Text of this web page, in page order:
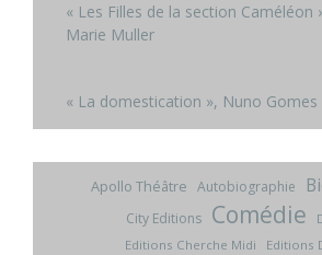
« Les Filles de la section Caméléon
Marie Muller
« La domestication », Nuno Gomes
Apollo Théâtre Autobiographie
City Editions Comédie
Editions Cherche Midi
Editions